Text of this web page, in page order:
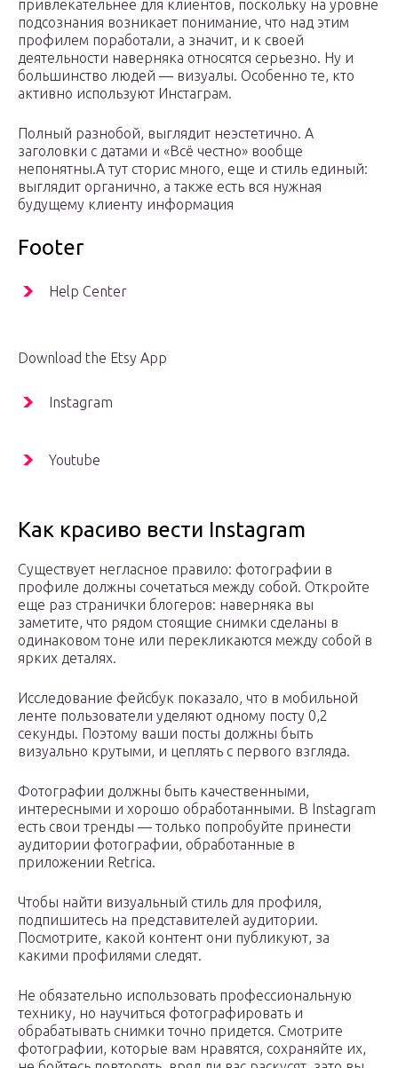
привлекательнее для клиентов, поскольку на уровне
подсознания возникает понимание, что над этим
профилем поработали, а значит, и к своей
деятельности наверняка относятся серьезно. Ну и
большинство людей — визуалы. Особенно те, кто
активно используют Инстаграм.
Полный разнобой, выглядит неэстетично. А
заголовки с датами и «Всё честно» вообще
непонятны.А тут сторис много, еще и стиль единый:
выглядит органично, а также есть вся нужная
будущему клиенту информация
Footer
Help Center
Download the Etsy App
Instagram
Youtube
Как красиво вести Instagram
Существует негласное правило: фотографии в
профиле должны сочетаться между собой. Откройте
еще раз странички блогеров: наверняка вы
заметите, что рядом стоящие снимки сделаны в
одинаковом тоне или перекликаются между собой в
ярких деталях.
Исследование фейсбук показало, что в мобильной
ленте пользователи уделяют одному посту 0,2
секунды. Поэтому ваши посты должны быть
визуально крутыми, и цеплять с первого взгляда.
Фотографии должны быть качественными,
интересными и хорошо обработанными. В Instagram
есть свои тренды — только попробуйте принести
аудитории фотографии, обработанные в
приложении Retrica.
Чтобы найти визуальный стиль для профиля,
подпишитесь на представителей аудитории.
Посмотрите, какой контент они публикуют, за
какими профилями следят.
Не обязательно использовать профессиональную
технику, но научиться фотографировать и
обрабатывать снимки точно придется. Смотрите
фотографии, которые вам нравятся, сохраняйте их,